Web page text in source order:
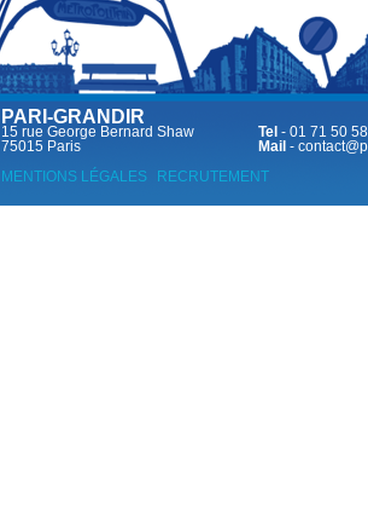
PARI-GRANDIR
15 rue George Bernard Shaw
75015 Paris
Tel - 01 71 50
Mail -
MENTIONS LÉGALES
RECRUTEMENT